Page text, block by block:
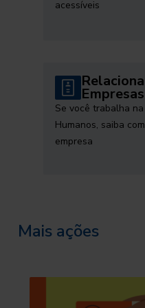
acessíveis
Empresas
Se você trabalha
Humanos, saiba
empresa
Mais ações